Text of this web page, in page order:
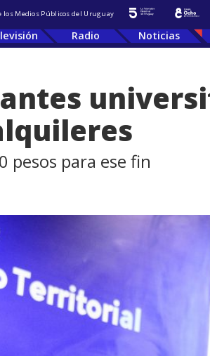
los Medios Públicos del Uruguay
Radio Noticias
pesos para ese fin